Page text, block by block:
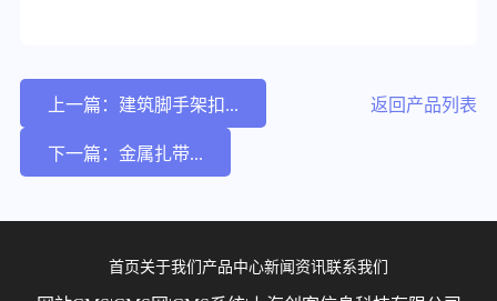
上一篇：建筑脚手架扣... 返回产品列表
下一篇：金属扎带...
首页 关于我们 产品中心新闻资讯联系我们